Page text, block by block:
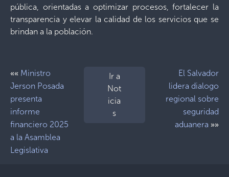
pública, orientadas a optimizar procesos, fortalecer la
transparencia y elevar la calidad de los servicios que se
brindan a la población.
«« Ministro
Jerson Posada
presenta
informe
financiero 2025
a la Asamblea
Legislativa
Ir a
Not
icia
s
El Salvador
lidera dialogo
regional sobre
seguridad
aduanera »»